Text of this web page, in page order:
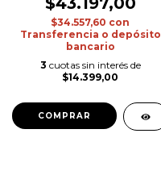
$34.557,60 con
Transferencia o depósito
bancario
3 cuotas sin interés de
$14.399,00
COMPRAR